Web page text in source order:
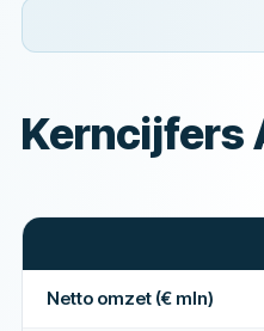
Kerncijfers
Netto omzet (€ mln)